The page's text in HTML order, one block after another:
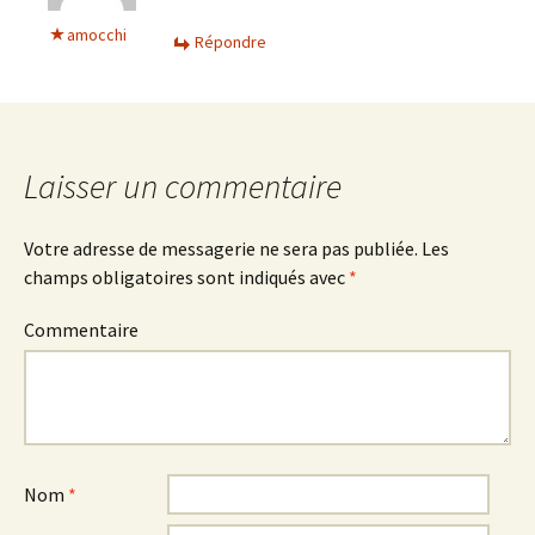
amocchi Répondre
Laisser un commentaire
Votre adresse de messagerie ne sera pas publiée. Les
champs obligatoires sont indiqués avec *
Commentaire
Nom *